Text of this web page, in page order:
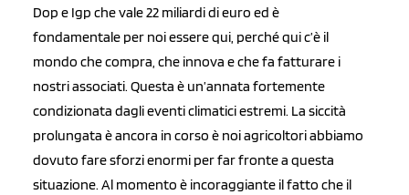
Dop e Igp che vale 22 miliardi di euro ed è
fondamentale per noi essere qui, perché qui c’è il
mondo che compra, che innova e che fa fatturare i
nostri associati. Questa è un’annata fortemente
condizionata dagli eventi climatici estremi. La siccità
prolungata è ancora in corso è noi agricoltori abbiamo
dovuto fare sforzi enormi per far fronte a questa
situazione. Al momento è incoraggiante il fatto che il